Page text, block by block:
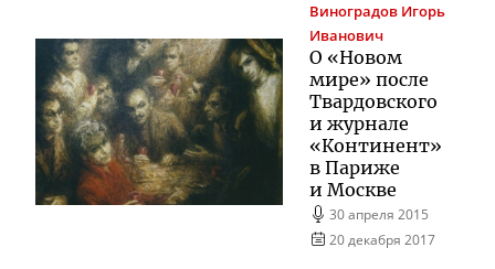
Виноградов Игорь
Иванович
О «Новом
мире» после
Твардовского
и журнале
«Континент»
в Париже
и Москве
30 апреля 2015
20 декабря 2017